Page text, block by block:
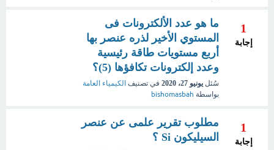
1
إجابة
ما هو عدد الألكترونات فى
المستوي الأخير لذره عنصر بها
أربع مستويات طاقة رئيسية
وعدد إلكترونات تكافؤها (5)؟
سُئل يونيو 27، 2020 في تصنيف الكيمياء العامة
بواسطة bishomasbah
1
إجابة
مطلوب تقرير علمى عن عنصر
السيليكون Si ؟